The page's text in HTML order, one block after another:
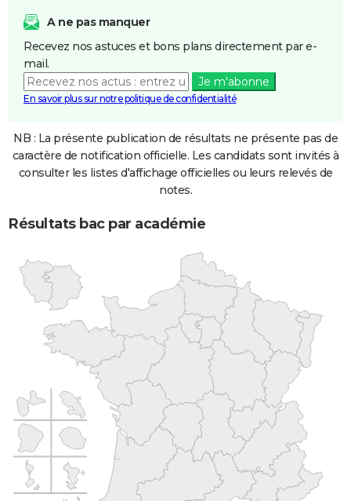
A ne pas manquer
Recevez nos astuces et bons plans directement par e-
mail.
Je m'abonne
En savoir plus sur notre politique de confidentialité
NB : La présente publication de résultats ne présente pas de
caractère de notification officielle. Les candidats sont invités à
consulter les listes d'affichage officielles ou leurs relevés de
notes.
Résultats bac par académie